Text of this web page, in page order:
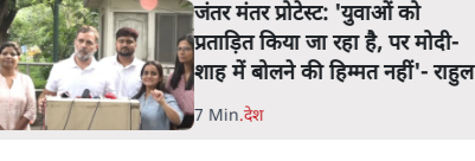
जंतर मंतर प्रोटेस्ट: 'युवाओं को
प्रताड़ित किया जा रहा है, पर मोदी-
शाह में बोलने की हिम्मत नहीं'- राहुल
7 Min.देश